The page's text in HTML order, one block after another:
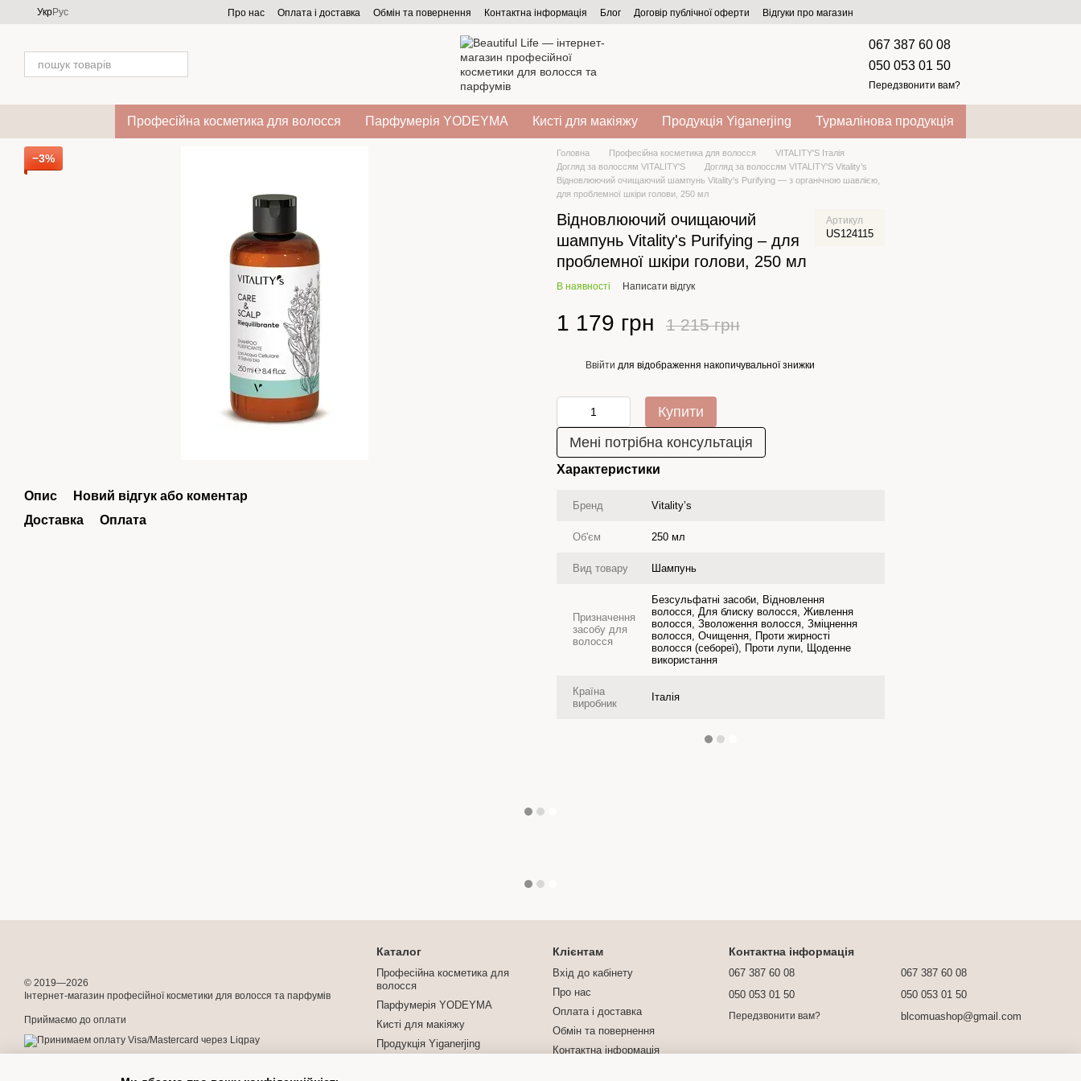
Перейти до основного контенту
УкрРус Про нас Оплата і доставка Обмін та повернення Контактна інформація Блог Договір публічної оферти Відгуки про магазин
067 387 60 08
050 053 01 50
Передзвонити вам?
Професійна косметика для волосся Парфумерія YODEYMA Кисті для макіяжу Продукція Yiganerjing Турмалінова продукція
−3%
Опис
Новий відгук або коментар
Доставка
Оплата
Головна Професійна косметика для волосся
VITALITY'S Італія
Догляд за волоссям VITALITY'S
Догляд за волоссям VITALITY'S Vitality’s
Відновлюючий очищаючий шампунь Vitality's Purifying — з органічною шавлією,
для проблемної шкіри голови, 250 мл
Відновлюючий очищаючий
шампунь Vitality's Purifying – для
проблемної шкіри голови, 250 мл
Артикул
US124115
В наявності Написати відгук
1 179 грн 1 215 грн
Ввійти для відображення накопичувальної знижки
Купити
Мені потрібна консультація
Характеристики
Бренд Vitality’s
Об'єм 250 мл
Вид товару Шампунь
Призначення
засобу для
волосся
Безсульфатні засоби, Відновлення
волосся, Для блиску волосся, Живлення
волосся, Зволоження волосся, Зміцнення
волосся, Очищення, Проти жирності
волосся (себореї), Проти лупи, Щоденне
використання
Країна
виробник
Італія
© 2019—2026
Інтернет-магазин професійної косметики для волосся та парфумів
Приймаємо до оплати
Каталог
Професійна косметика для
волосся
Парфумерія YODEYMA
Кисті для макіяжу
Продукція Yiganerjing
Клієнтам
Вхід до кабінету
Про нас
Оплата і доставка
Обмін та повернення
Контактна інформація
Контактна інформація
067 387 60 08
050 053 01 50
Передзвонити вам?
067 387 60 08
050 053 01 50
blcomuashop@gmail.com